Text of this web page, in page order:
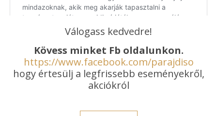
Válogass kedvedre!
Kövess minket Fb oldalunkon.
https://www.facebook.com/parajdiso
hogy értesülj a legfrissebb eseményekről,
akciókról